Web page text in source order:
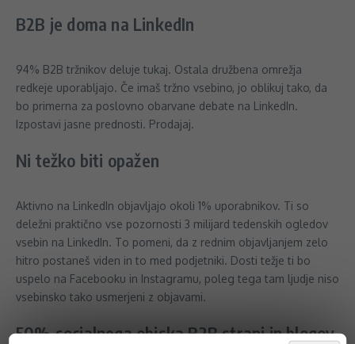
B2B je doma na LinkedIn
94% B2B tržnikov deluje tukaj. Ostala družbena omrežja
redkeje uporabljajo. Če imaš tržno vsebino, jo oblikuj tako, da
bo primerna za poslovno obarvane debate na LinkedIn.
Izpostavi jasne prednosti. Prodajaj.
Ni težko biti opažen
Aktivno na LinkedIn objavljajo okoli 1% uporabnikov. Ti so
deležni praktično vse pozornosti 3 milijard tedenskih ogledov
vsebin na LinkedIn. To pomeni, da z rednim objavljanjem zelo
hitro postaneš viden in to med podjetniki. Dosti težje ti bo
uspelo na Facebooku in Instagramu, poleg tega tam ljudje niso
vsebinsko tako usmerjeni z objavami.
50% socialnega obiska B2B strani in blogov